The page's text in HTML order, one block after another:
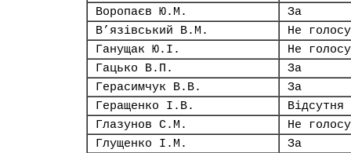
Воропаєв Ю.М.
За
В’язівський В.М.
Не
Ганущак Ю.І.
Не
Гацько В.П.
За
Герасимчук В.В.
За
Геращенко І.В.
Відсутня
Глазунов С.М.
Не
Глущенко І.М.
За